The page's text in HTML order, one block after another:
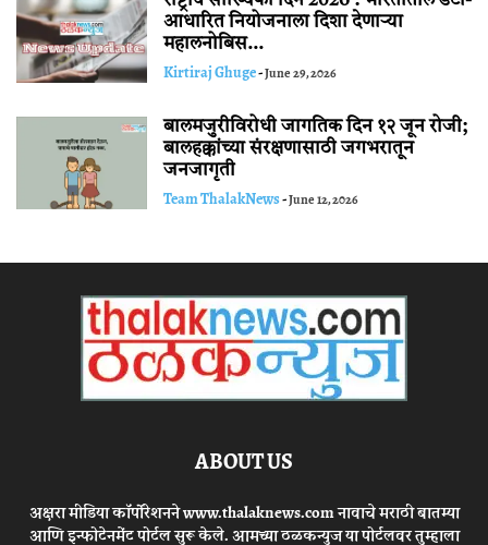
आधारित नियोजनाला दिशा देणाऱ्या
महालनोबिस...
Kirtiraj Ghuge-June 29, 2026
बालमजुरीविरोधी जागतिक दिन १२ जून रोजी;
बालहक्कांच्या संरक्षणासाठी जगभरातून
जनजागृती
Team ThalakNews-June 12, 2026
ABOUT US
अक्षरा मीडिया कॉर्पोरेशनने www.thalaknews.com नावाचे मराठी बातम्या
आणि इन्फोटेनमेंट पोर्टल सुरू केले. आमच्या ठळकन्युज या पोर्टलवर तुम्हाला